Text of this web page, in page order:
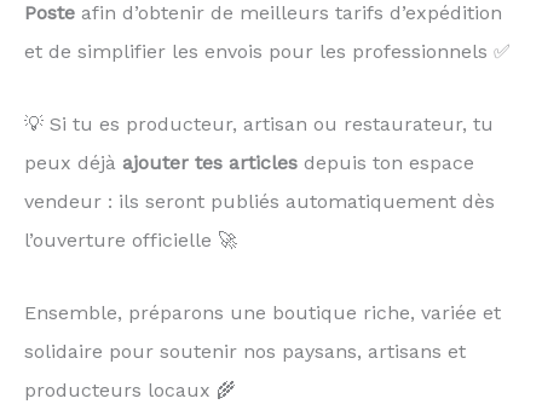
Poste afin d’obtenir de meilleurs tarifs d’expédition
et de simplifier les envois pour les professionnels ✅
💡 Si tu es producteur, artisan ou restaurateur, tu
peux déjà ajouter tes articles depuis ton espace
vendeur : ils seront publiés automatiquement dès
l’ouverture officielle 🚀
Ensemble, préparons une boutique riche, variée et
solidaire pour soutenir nos paysans, artisans et
producteurs locaux 🌾